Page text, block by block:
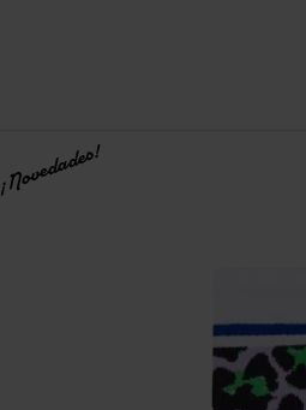
¡Novedades!